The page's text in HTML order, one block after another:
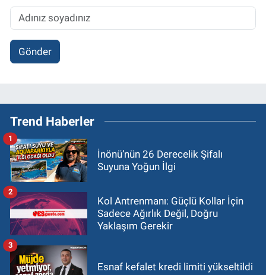
Gönder
Trend Haberler
İnönü’nün 26 Derecelik Şifalı
Suyuna Yoğun İlgi
1
Kol Antrenmanı: Güçlü Kollar İçin
Sadece Ağırlık Değil, Doğru
Yaklaşım Gerekir
2
Esnaf kefalet kredi limiti yükseltildi
3